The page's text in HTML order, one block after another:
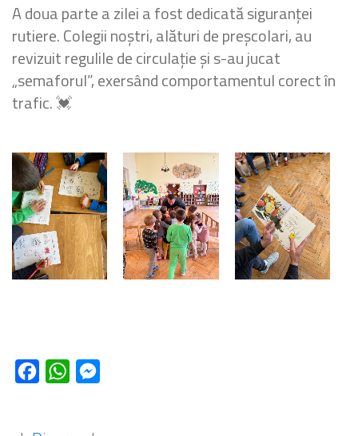
A doua parte a zilei a fost dedicată siguranței
rutiere. Colegii noștri, alături de preșcolari, au
revizuit regulile de circulație și s-au jucat
„semaforul”, exersând comportamentul corect în
trafic. 💓
FacebookWhatsApp